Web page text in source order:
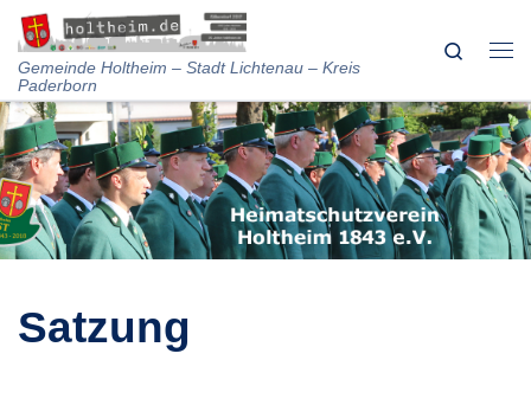
Skip to content
Gemeinde Holtheim – Stadt Lichtenau – Kreis
Paderborn
Search
Satzung